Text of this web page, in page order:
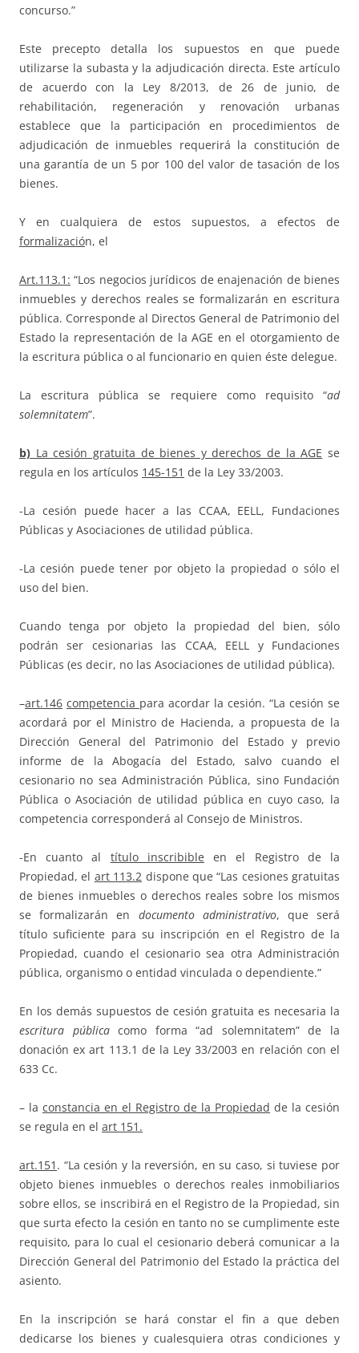
concurso.”
Este precepto detalla los supuestos en que puede
utilizarse la subasta y la adjudicación directa. Este artículo
de acuerdo con la Ley 8/2013, de 26 de junio, de
rehabilitación, regeneración y renovación urbanas
establece que la participación en procedimientos de
adjudicación de inmuebles requerirá la constitución de
una garantía de un 5 por 100 del valor de tasación de los
bienes.
Y en cualquiera de estos supuestos, a efectos de
formalización, el
Art.113.1: “Los negocios jurídicos de enajenación de bienes
inmuebles y derechos reales se formalizarán en escritura
pública. Corresponde al Directos General de Patrimonio del
Estado la representación de la AGE en el otorgamiento de
la escritura pública o al funcionario en quien éste delegue.
La escritura pública se requiere como requisito “ad
solemnitatem”.
b) La cesión gratuita de bienes y derechos de la AGE se
regula en los artículos 145-151 de la Ley 33/2003.
-La cesión puede hacer a las CCAA, EELL, Fundaciones
Públicas y Asociaciones de utilidad pública.
-La cesión puede tener por objeto la propiedad o sólo el
uso del bien.
Cuando tenga por objeto la propiedad del bien, sólo
podrán ser cesionarias las CCAA, EELL y Fundaciones
Públicas (es decir, no las Asociaciones de utilidad pública).
–art.146 competencia para acordar la cesión. “La cesión se
acordará por el Ministro de Hacienda, a propuesta de la
Dirección General del Patrimonio del Estado y previo
informe de la Abogacía del Estado, salvo cuando el
cesionario no sea Administración Pública, sino Fundación
Pública o Asociación de utilidad pública en cuyo caso, la
competencia corresponderá al Consejo de Ministros.
-En cuanto al título inscribible en el Registro de la
Propiedad, el art 113.2 dispone que “Las cesiones gratuitas
de bienes inmuebles o derechos reales sobre los mismos
se formalizarán en documento administrativo, que será
título suficiente para su inscripción en el Registro de la
Propiedad, cuando el cesionario sea otra Administración
pública, organismo o entidad vinculada o dependiente.”
En los demás supuestos de cesión gratuita es necesaria la
escritura públicacomo forma “ad solemnitatem” de la
donación ex art 113.1 de la Ley 33/2003 en relación con el
633 Cc.
– la constancia en el Registro de la Propiedad de la cesión
se regula en el art 151.
art.151 . “La cesión y la reversión, en su caso, si tuviese por
objeto bienes inmuebles o derechos reales inmobiliarios
sobre ellos, se inscribirá en el Registro de la Propiedad, sin
que surta efecto la cesión en tanto no se cumplimente este
requisito, para lo cual el cesionario deberá comunicar a la
Dirección General del Patrimonio del Estado la práctica del
asiento.
En la inscripción se hará constar el fin a que deben
dedicarse los bienes y cualesquiera otras condiciones y